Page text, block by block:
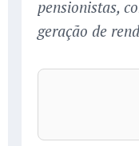
pensionistas,
geração de